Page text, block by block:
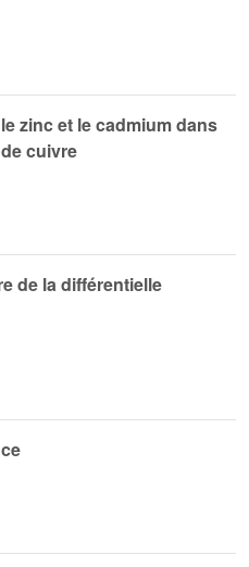
zinc et le cadmium dans
cuivre
de la différentielle